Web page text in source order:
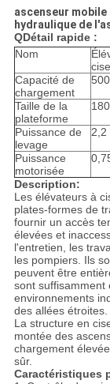
ascenseur
hydraulique de
QDétail rapide :
Nom
Capacité de
chargement
Taille de la
plateforme
Puissance de
levage
2,2
Puissance
motorisée
Description:
Les élévateurs à
plates-formes de
fournir un accès
élevées et
l'entretien, les
les pompiers. Ils
peuvent être
sont suffisamment
environnements
des allées étroites.
La structure en
montée des
chargement
sûr.
Caractéristiques